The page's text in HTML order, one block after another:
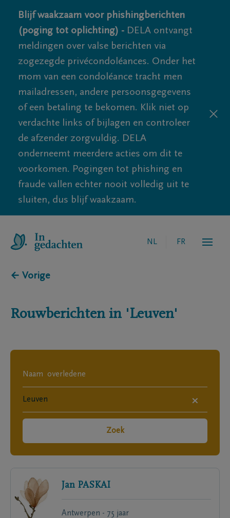
Blijf waakzaam voor phishingberichten
(poging tot oplichting) - DELA ontvangt
meldingen over valse berichten via
zogezegde privécondoléances. Onder het
mom van een condoléance tracht men
mailadressen, andere persoonsgegevens
of een betaling te bekomen. Klik niet op
verdachte links of bijlagen en controleer
de afzender zorgvuldig. DELA
onderneemt meerdere acties om dit te
voorkomen. Pogingen tot phishing en
fraude vallen echter nooit volledig uit te
sluiten, dus blijf waakzaam.
NL FR
← Vorige
Rouwberichten in 'Leuven'
×
Zoek
Jan PASKAI
Antwerpen - 75 jaar